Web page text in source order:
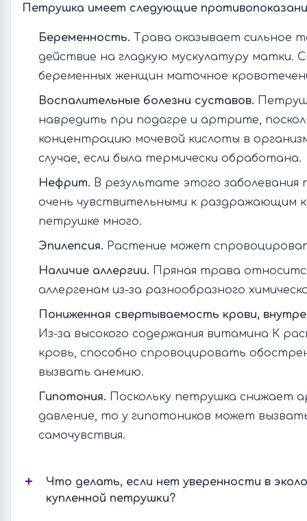
Петрушка имеет следующие
Беременность. Трава оказывает сильное
действие на гладкую мускулатуру матки.
беременных женщин маточное
Воспалительные болезни суставов.
навредить при подагре и артрите,
концентрацию мочевой кислоты в
случае, если была термически обработана.
Нефрит. В результате этого заболевания
очень чувствительными к раздражающим
петрушке много.
Эпилепсия. Растение может
Наличие аллергии. Пряная трава
аллергенам из-за разнообразного
Пониженная свертываемость крови,
Из-за высокого содержания витамина К
кровь, способно спровоцировать
вызвать анемию.
Гипотония. Поскольку петрушка снижает
давление, то у гипотоников может
самочувствия.
Что делать, если нет уверенности в
купленной петрушки?